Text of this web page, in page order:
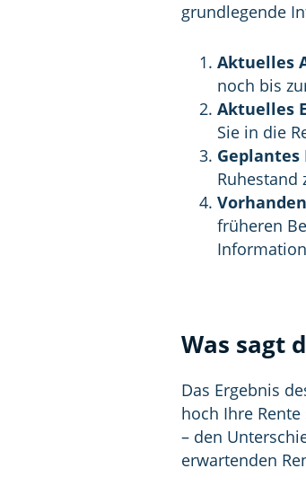
grundlegende
Aktuelles
noch bis
Aktuelles
Sie in die
Ruhestand
früheren
Was sagt
Das Ergebnis
hoch Ihre
– den
erwartenden